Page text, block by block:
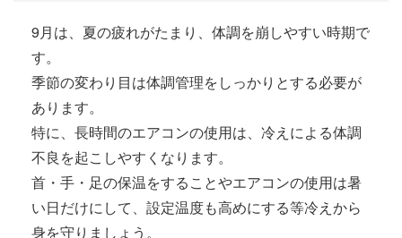
9月は、夏の疲れがたまり、体調を崩しやすい時期で
す。
季節の変わり目は体調管理をしっかりとする必要が
あります。
特に、長時間のエアコンの使用は、冷えによる体調
不良を起こしやすくなります。
首・手・足の保温をすることやエアコンの使用は暑
い日だけにして、設定温度も高めにする等冷えから
身を守りましょう。